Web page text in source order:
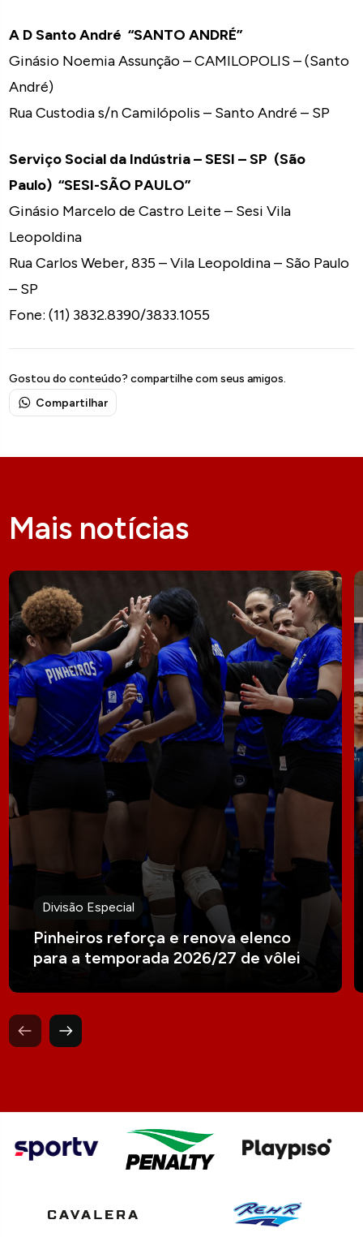
A D Santo André “SANTO ANDRÉ”
Ginásio Noemia Assunção – CAMILOPOLIS – (Santo
André)
Rua Custodia s/n Camilópolis – Santo André – SP
Serviço Social da Indústria – SESI – SP (São
Paulo) “SESI-SÃO PAULO”
Ginásio Marcelo de Castro Leite – Sesi Vila
Leopoldina
Rua Carlos Weber, 835 – Vila Leopoldina – São Paulo
– SP
Fone: (11) 3832.8390/3833.1055
Gostou do conteúdo? compartilhe com seus amigos.
Compartilhar
Mais notícias
Divisão Especial
Pinheiros reforça e renova elenco
para a temporada 2026/27 de vôlei